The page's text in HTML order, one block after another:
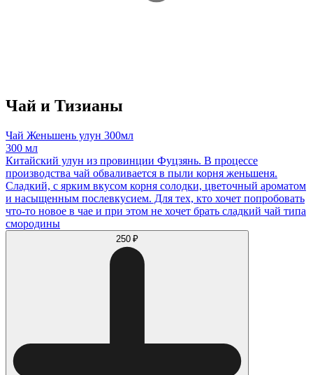
Чай и Тизианы
Чай Женьшень улун 300мл
300 мл
Китайский улун из провинции Фуцзянь. В процессе
производства чай обваливается в пыли корня женьшеня.
Сладкий, с ярким вкусом корня солодки, цветочный ароматом
и насыщенным послевкусием. Для тех, кто хочет попробовать
что-то новое в чае и при этом не хочет брать сладкий чай типа
смородины
250 ₽